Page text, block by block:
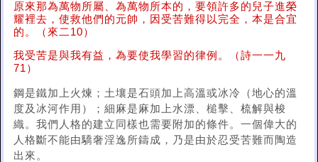
原來那為萬物所屬、為萬物所本的，要領許多的兒子進榮
耀裡去，使救他們的元帥，因受苦難得以完全，本是合宜
的。（來二10）
我受苦是與我有益，為要使我學習的律例。（詩一一九
71）
鋼是鐵加上火煉；土壤是石頭加上高溫或冰冷（地心的溫
度及冰河作用）；細麻是麻加上水漂、槌擊、梳解與梭
織。我們人格的建立同樣也需要附加的條件。一個偉大的
人格斷不能由驕奢淫逸所鑄成，乃是由於忍受苦難而陶造
出來。